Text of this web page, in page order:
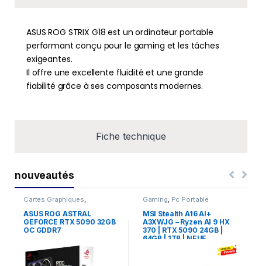
Fiche technique
ASUS ROG STRIX G18 est un ordinateur portable
performant conçu pour le gaming et les tâches
exigeantes.
Il offre une excellente fluidité et une grande
fiabilité grâce à ses composants modernes.
nouveautés
Cartes Graphiques
Composants Gaming
ASUS ROG ASTRAL
GEFORCE RTX 5090 32GB
OC GDDR7
Gaming Pc Portable
MSI Stealth A16 AI+
A3XWJG – Ryzen AI 9 HX
370 | RTX 5090 24GB |
64GB | 1TB | NEUF